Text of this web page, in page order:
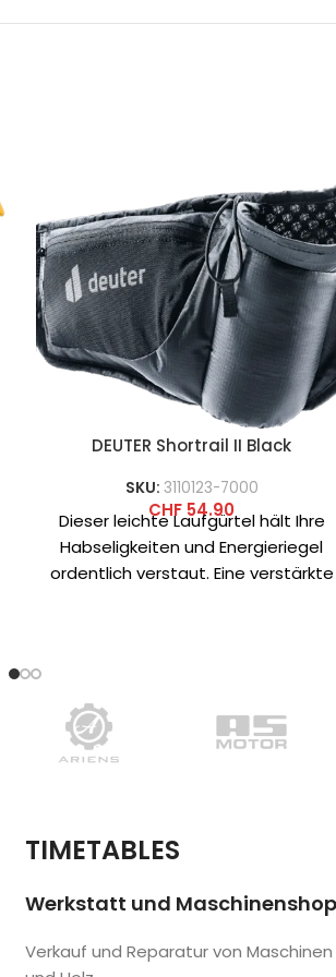
DEUTER Shortrail II Black
SKU: 3110123-7000
CHF 54.90
Dieser leichte Laufgürtel hält Ihre
Habseligkeiten und Energieriegel
ordentlich verstaut. Eine verstärkte
TIMETABLES
Werkstatt und Maschinenshop
Verkauf und Reparatur von Maschinen